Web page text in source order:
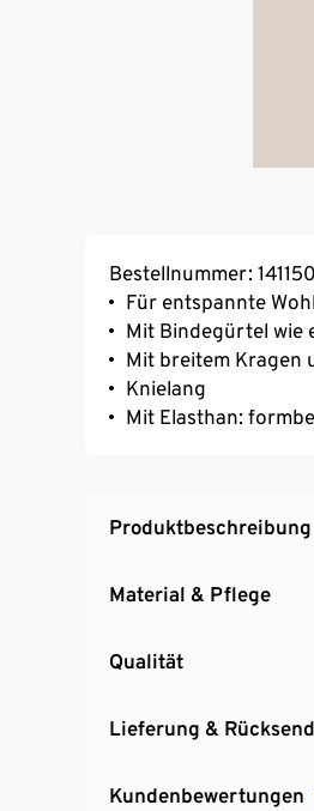
Bestellnummer: 141150
Für entspannte
Mit Bindegürtel wie
Mit breitem Kragen
Knielang
Mit Elasthan:
Produktbeschreibung
Material & Pflege
Qualität
Lieferung &
Kundenbewertungen